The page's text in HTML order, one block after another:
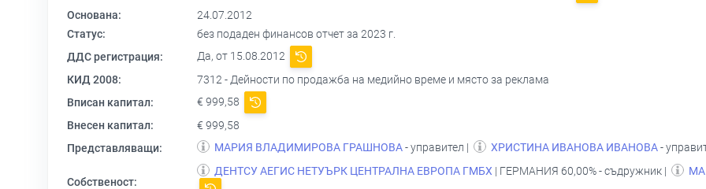
Основана:
24.07.2012
Статус:
без подаден финансов отчет за 2023 г.
ДДС регистрация:
Да, от 15.08.2012
КИД 2008:
7312 - Дейности по продажба на медийно време и място за реклама
Вписан капитал:
€ 999,58
Внесен капитал:
€ 999,58
Представляващи:
МАРИЯ ВЛАДИМИРОВА ГРАШНОВА- управител | ХРИСТИНА ИВАНОВА ИВАНОВА-
Собственост:
ДЕНТСУ АЕГИС НЕТУЪРК ЦЕНТРАЛНА ЕВРОПА ГМБХ | ГЕРМАНИЯ 60,00% - съдружник |